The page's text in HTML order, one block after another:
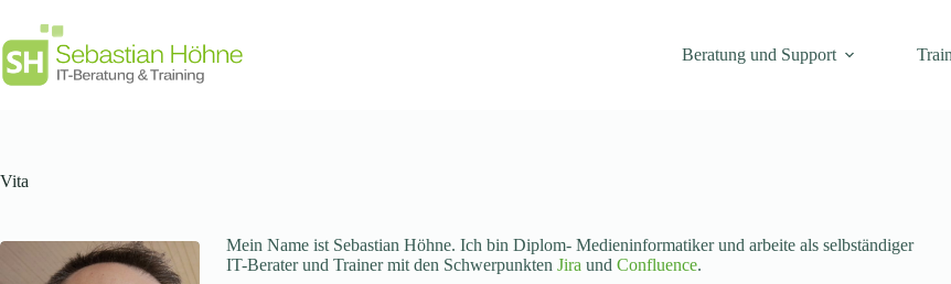
springen
Beratung und Support
Vita
Mein Name ist Sebastian Höhne. Ich bin Diplom- Medieninformatiker und arbeite als selbständiger
IT-Berater und Trainer mit den Schwerpunkten Jira und Confluence.